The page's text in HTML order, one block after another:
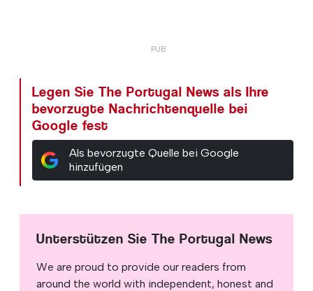
Legen Sie The Portugal News als Ihre
bevorzugte Nachrichtenquelle bei
Google fest
Als bevorzugte Quelle bei Google
hinzufügen
Unterstützen Sie The Portugal News
We are proud to provide our readers from
around the world with independent, honest and